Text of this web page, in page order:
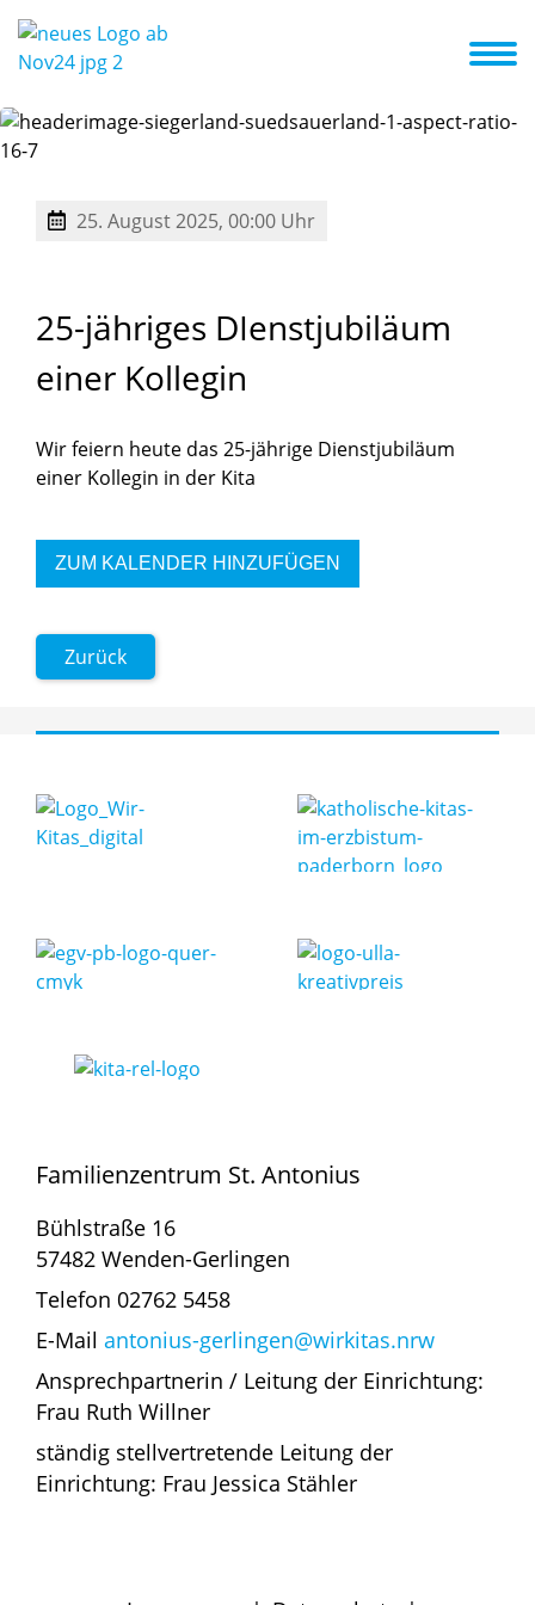
& Kurse Erste Schritte in die Kita Aktuelles + Termine
25. August 2025, 00:00 Uhr
25-jähriges DIenstjubiläum
einer Kollegin
Wir feiern heute das 25-jährige Dienstjubiläum
einer Kollegin in der Kita
ZUM KALENDER HINZUFÜGEN
Zurück
Familienzentrum St. Antonius
Bühlstraße 16
57482 Wenden-Gerlingen
Telefon 02762 5458
E-Mail antonius-gerlingen@wirkitas.nrw
Ansprechpartnerin / Leitung der Einrichtung:
Frau Ruth Willner
ständig stellvertretende Leitung der
Einrichtung: Frau Jessica Stähler